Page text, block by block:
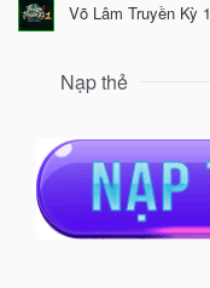
Võ Lâm Truyền Kỳ 1
Nạp thẻ